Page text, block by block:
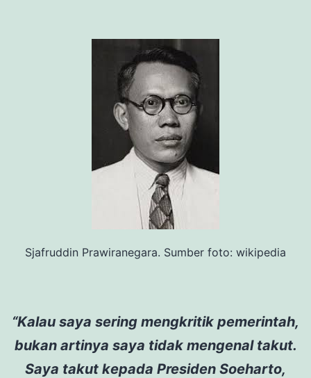
Sjafruddin Prawiranegara. Sumber foto: wikipedia
“Kalau saya sering mengkritik pemerintah,
bukan artinya saya tidak mengenal takut.
Saya takut kepada Presiden Soeharto,